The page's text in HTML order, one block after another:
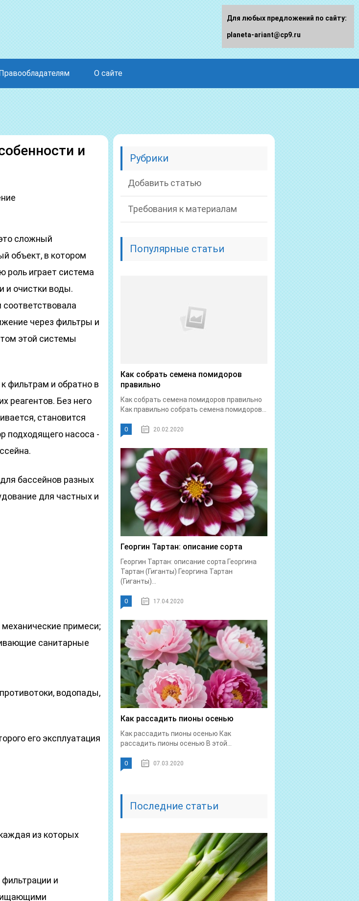
О сайте
и
сложный
объект, в котором
роль играет система
и очистки воды.
через фильтры и
этой системы
фильтрам и обратно в
реагентов. Без него
становится
подходящего насоса -
бассейнов разных
для частных и
примеси;
санитарные
водопады,
его эксплуатация
из которых
и
Рубрики
Добавить статью
Требования к материалам
Популярные статьи
Как собрать семена помидоров
правильно
Как собрать семена помидоров правильно
Как правильно собрать семена помидоров...
0 20.02.2020
Георгин Тартан: описание сорта
Георгин Тартан: описание сорта Георгина
Тартан (Гиганты) Георгина Тартан
(Гиганты)...
0 17.04.2020
Как рассадить пионы осенью
Как рассадить пионы осенью Как
рассадить пионы осенью В этой...
0 07.03.2020
Последние статьи
Для любых предложений по сайту:
planeta-ariant@cp9.ru